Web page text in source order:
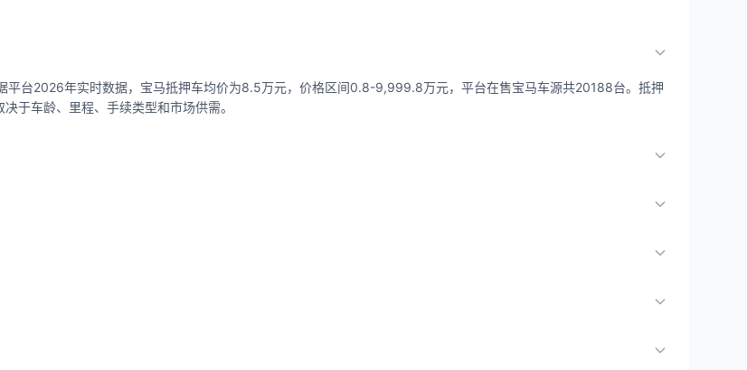
台2026年实时数据，宝马抵押车均价为8.5万元，价格区间0.8-9,999.8万元，平台在售宝马车源共20188台。抵押
于车龄、里程、手续类型和市场供需。